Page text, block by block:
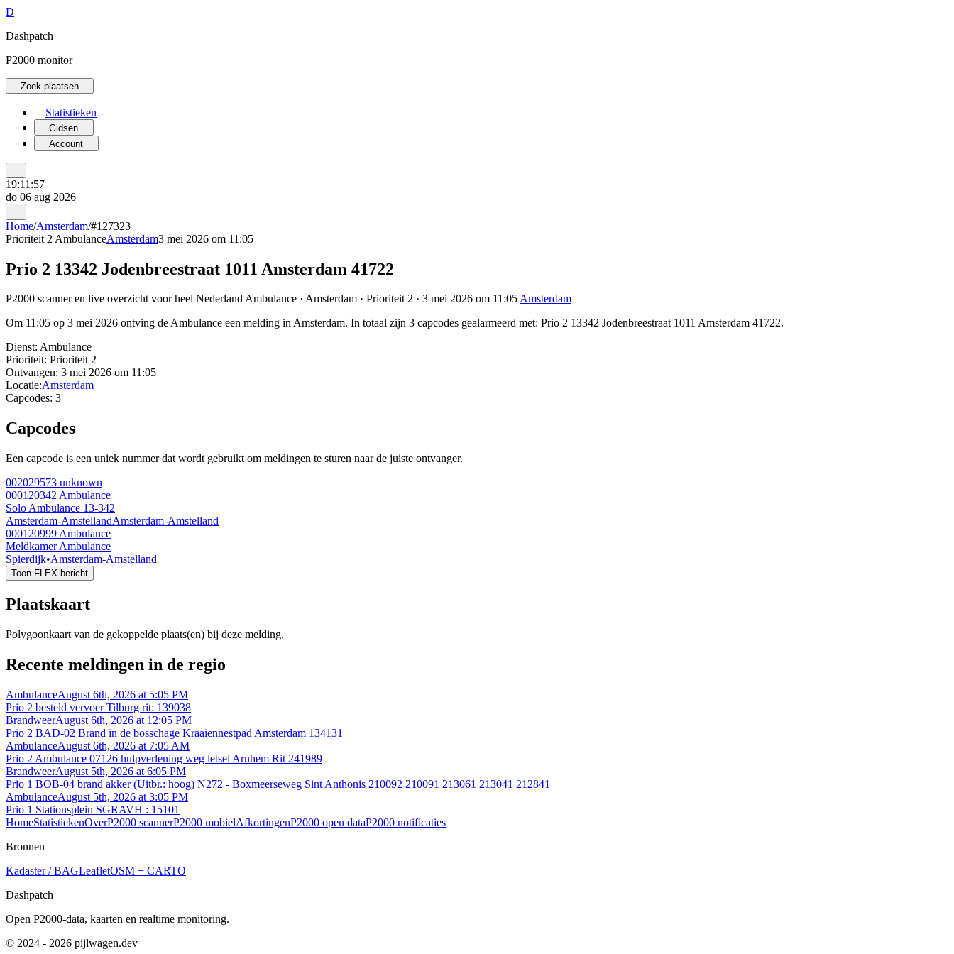
D
Dashpatch
P2000 monitor
Zoek plaatsen…
Statistieken
Gidsen
Account
19:11:57
do 06 aug 2026
Home/Amsterdam/#127323
Prioriteit 2 AmbulanceAmsterdam3 mei 2026 om 11:05
Prio 2 13342 Jodenbreestraat 1011 Amsterdam 41722
P2000 scanner en live overzicht voor heel Nederland Ambulance · Amsterdam · Prioriteit 2 · 3 mei 2026 om 11:05Amsterdam
Om 11:05 op 3 mei 2026 ontving de Ambulance een melding in Amsterdam. In totaal zijn 3 capcodes gealarmeerd met: Prio 2 13342 Jodenbreestraat 1011 Amsterdam 41722.
Dienst: Ambulance
Prioriteit: Prioriteit 2
Ontvangen: 3 mei 2026 om 11:05
Locatie:Amsterdam
Capcodes: 3
Capcodes
Een capcode is een uniek nummer dat wordt gebruikt om meldingen te sturen naar de juiste ontvanger.
002029573 unknown
000120342 Ambulance
Solo Ambulance 13-342
Amsterdam-AmstellandAmsterdam-Amstelland
000120999 Ambulance
Meldkamer Ambulance
Spierdijk•Amsterdam-Amstelland
Toon FLEX bericht
Plaatskaart
Polygoonkaart van de gekoppelde plaats(en) bij deze melding.
Recente meldingen in de regio
AmbulanceAugust 6th, 2026 at 5:05 PM
Prio 2 besteld vervoer Tilburg rit: 139038
BrandweerAugust 6th, 2026 at 12:05 PM
Prio 2 BAD-02 Brand in de bosschage Kraaiennestpad Amsterdam 134131
AmbulanceAugust 6th, 2026 at 7:05 AM
Prio 2 Ambulance 07126 hulpverlening weg letsel Arnhem Rit 241989
BrandweerAugust 5th, 2026 at 6:05 PM
Prio 1 BOB-04 brand akker (Uitbr.: hoog) N272 - Boxmeerseweg Sint Anthonis 210092 210091 213061 213041 212841
AmbulanceAugust 5th, 2026 at 3:05 PM
Prio 1 Stationsplein SGRAVH : 15101
HomeStatistiekenOverP2000 scannerP2000 mobielAfkortingenP2000 open dataP2000 notificaties
Bronnen
Kadaster / BAGLeafletOSM + CARTO
Dashpatch
Open P2000-data, kaarten en realtime monitoring.
© 2024 - 2026 pijlwagen.dev